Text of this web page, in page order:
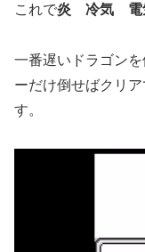
これで炎 冷気 電
一番遅いドラゴン
ーだけ倒せばクリ
す。